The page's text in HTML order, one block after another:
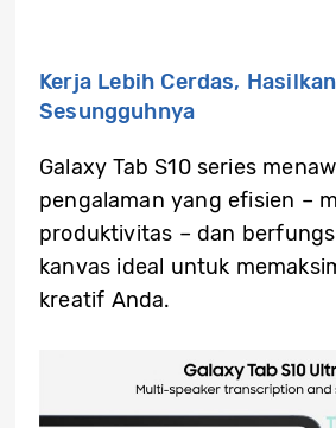
Kerja Lebih Cerdas,
Sesungguhnya
Galaxy Tab S10 series
pengalaman yang efisien –
produktivitas – dan
kanvas ideal untuk
kreatif Anda.